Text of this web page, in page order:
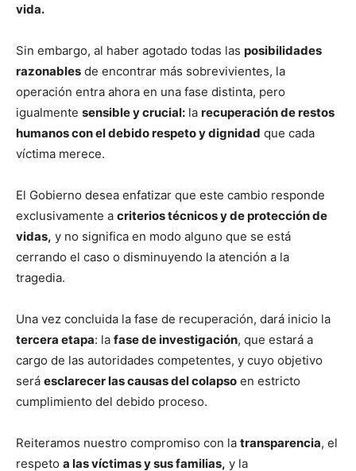
vida.
Sin embargo, al haber agotado todas las posibilidades
razonables de encontrar más sobrevivientes, la
operación entra ahora en una fase distinta, pero
igualmente sensible y crucial: la recuperación de restos
humanos con el debido respeto y dignidad que cada
víctima merece.
El Gobierno desea enfatizar que este cambio responde
exclusivamente a criterios técnicos y de protección de
vidas, y no significa en modo alguno que se está
cerrando el caso o disminuyendo la atención a la
tragedia.
Una vez concluida la fase de recuperación, dará inicio la
tercera etapa: la fase de investigación, que estará a
cargo de las autoridades competentes, y cuyo objetivo
será esclarecer las causas del colapso en estricto
cumplimiento del debido proceso.
Reiteramos nuestro compromiso con la transparencia, el
respeto a las víctimas y sus familias, y la